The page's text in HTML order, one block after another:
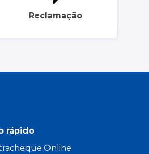
Reclamação
rápido
Online